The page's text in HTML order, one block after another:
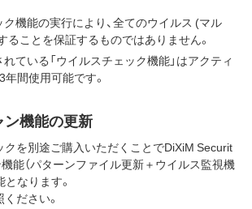
機能の実行により、全てのウイルス (マル
ることを保証するものではありません。
ている「ウイルスチェック機能」はアクティ
年間使用可能です。
機能の更新
クを別途ご購入いただくことでDiXiM Securit
能（パターンファイル更新＋ウイルス監視機
なります。
ださい。